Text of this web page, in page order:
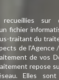
recueillies sur
fichier
traitant du
de l'Agence
de vos
repose
Elles sont